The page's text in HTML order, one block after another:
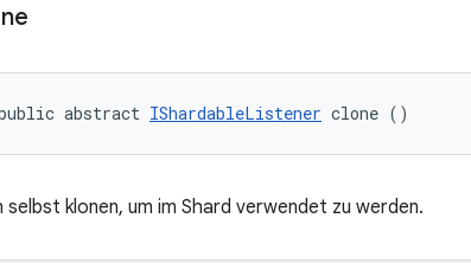
abstract IShardableListener clone ()
selbst klonen, um im Shard verwendet zu werden.